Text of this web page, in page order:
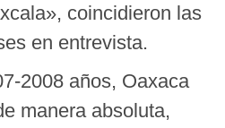
coincidieron las
en entrevista.
2008 años, Oaxaca
manera absoluta,